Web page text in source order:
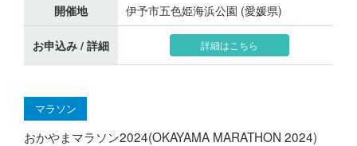
開催地
伊予市五色姫海浜公園 (愛媛県)
お申込み / 詳細 詳細はこちら
マラソン
おかやまマラソン2024(OKAYAMA MARATHON 2024)